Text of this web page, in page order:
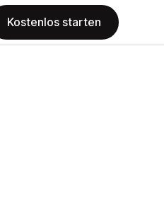
Kostenlos starten